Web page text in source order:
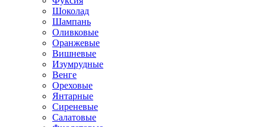
Шоколад
Шампань
Оливковые
Оранжевые
Вишневые
Изумрудные
Венге
Ореховые
Янтарные
Сиреневые
Салатовые